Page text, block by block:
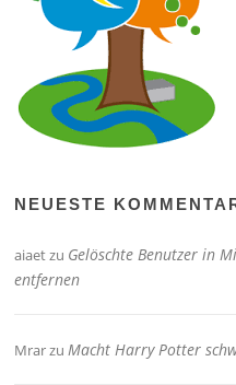
NEUESTE
aiaetzu Gelöschte Benutzer in
entfernen
Mrarzu Macht Harry Potter